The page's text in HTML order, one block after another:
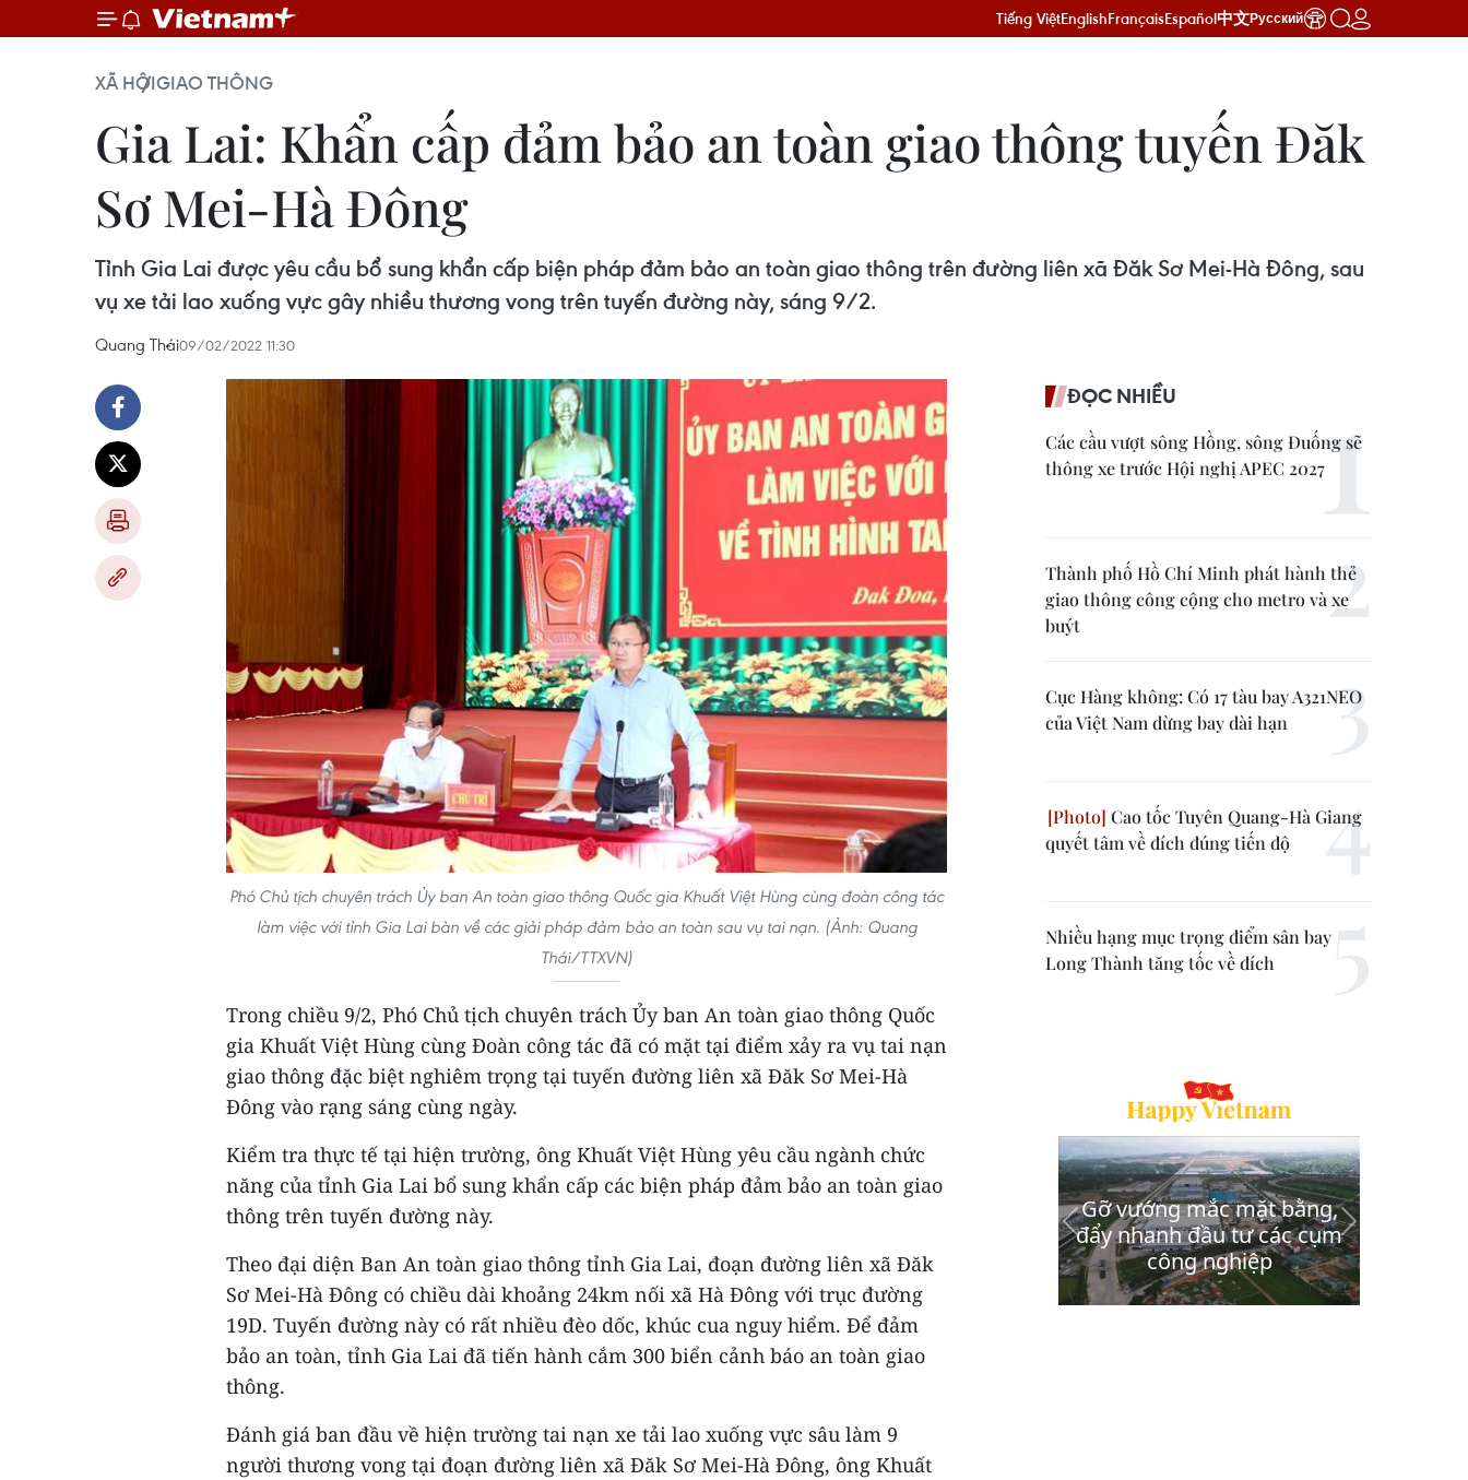
Tiếng ViệtEnglishFrançaisEspañol中文Русский
XÃ HỘIGIAO THÔNG
Gia Lai: Khẩn cấp đảm bảo an toàn giao thông tuyến Đăk
Sơ Mei-Hà Đông
Tỉnh Gia Lai được yêu cầu bổ sung khẩn cấp biện pháp đảm bảo an toàn giao thông trên đường liên xã Đăk Sơ Mei-Hà Đông, sau
vụ xe tải lao xuống vực gây nhiều thương vong trên tuyến đường này, sáng 9/2.
Quang Thái09/02/2022 11:30
Phó Chủ tịch chuyên trách Ủy ban An toàn giao thông Quốc gia Khuất Việt Hùng cùng đoàn công tác
làm việc với tỉnh Gia Lai bàn về các giải pháp đảm bảo an toàn sau vụ tai nạn. (Ảnh: Quang
Thái/TTXVN)
Trong chiều 9/2, Phó Chủ tịch chuyên trách Ủy ban An toàn giao thông Quốc
gia Khuất Việt Hùng cùng Đoàn công tác đã có mặt tại điểm xảy ra vụ tai nạn
giao thông đặc biệt nghiêm trọng tại tuyến đường liên xã Đăk Sơ Mei-Hà
Đông vào rạng sáng cùng ngày.
Kiểm tra thực tế tại hiện trường, ông Khuất Việt Hùng yêu cầu ngành chức
năng của tỉnh Gia Lai bổ sung khẩn cấp các biện pháp đảm bảo an toàn giao
thông trên tuyến đường này.
Theo đại diện Ban An toàn giao thông tỉnh Gia Lai, đoạn đường liên xã Đăk
Sơ Mei-Hà Đông có chiều dài khoảng 24km nối xã Hà Đông với trục đường
19D. Tuyến đường này có rất nhiều đèo dốc, khúc cua nguy hiểm. Để đảm
bảo an toàn, tỉnh Gia Lai đã tiến hành cắm 300 biển cảnh báo an toàn giao
thông.
Đánh giá ban đầu về hiện trường tai nạn xe tải lao xuống vực sâu làm 9
người thương vong tại đoạn đường liên xã Đăk Sơ Mei-Hà Đông, ông Khuất
ĐỌC NHIỀU
Các cầu vượt sông Hồng, sông Đuống sẽ
thông xe trước Hội nghị APEC 2027
Thành phố Hồ Chí Minh phát hành thẻ
giao thông công cộng cho metro và xe
buýt
Cục Hàng không: Có 17 tàu bay A321NEO
của Việt Nam dừng bay dài hạn
Cao tốc Tuyên Quang-Hà Giang
quyết tâm về đích đúng tiến độ
Nhiều hạng mục trọng điểm sân bay
Long Thành tăng tốc về đích